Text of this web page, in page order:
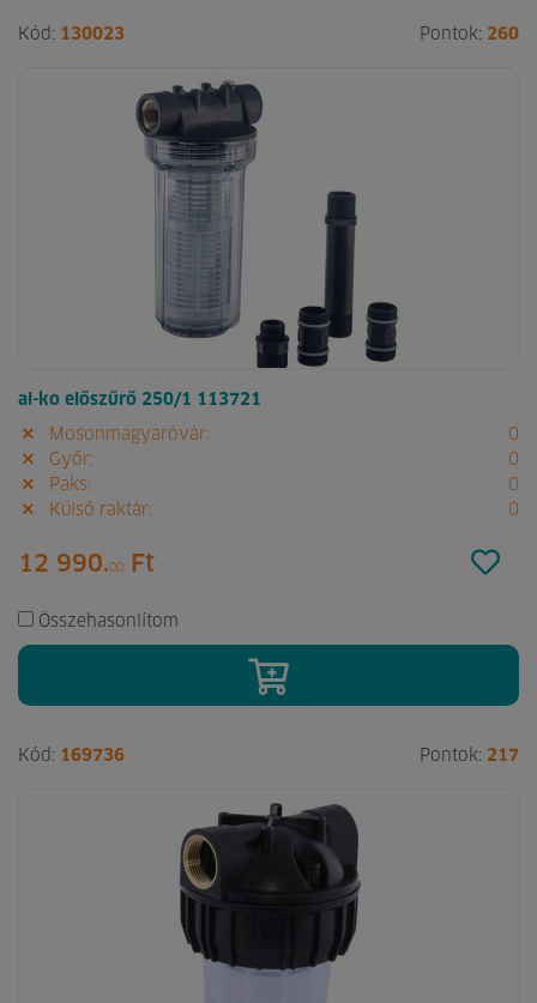
Kód: 130023 Pontok: 260
al-ko előszűrő 250/1 113721
Mosonmagyaróvár:
0
Győr:
0
Paks:
0
Külső raktár:
0
12 990.00 Ft
Összehasonlítom
Kód: 169736 Pontok: 217